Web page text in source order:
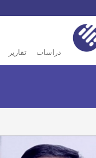
دراسات تقارير